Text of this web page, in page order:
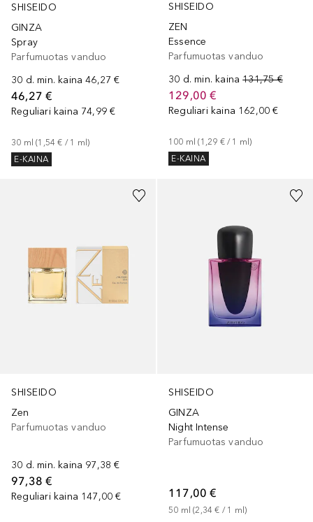
SHISEIDO
GINZA
Spray
Parfumuotas vanduo
30 d. min. kaina 46,27 €
46,27 €
Reguliari kaina 74,99 €
30 ml (1,54 € / 1 ml)
E-KAINA
SHISEIDO
ZEN
Essence
Parfumuotas vanduo
30 d. min. kaina 131,75 €
129,00 €
Reguliari kaina 162,00 €
100 ml (1,29 € / 1 ml)
E-KAINA
SHISEIDO
Zen
Parfumuotas vanduo
30 d. min. kaina 97,38 €
97,38 €
Reguliari kaina 147,00 €
SHISEIDO
GINZA
Night Intense
Parfumuotas vanduo
117,00 €
50 ml (2,34 € / 1 ml)